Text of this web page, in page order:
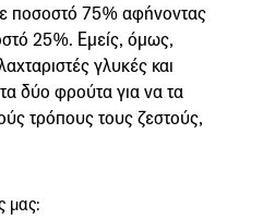
ποσοστό 75% αφήνοντας
25%. Εμείς, όμως,
γλυκές και
δύο φρούτα για να τα
τρόπους τους ζεστούς,
μας: